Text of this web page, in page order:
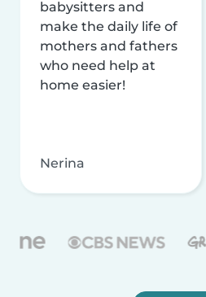
babysitters and
make the daily life of
mothers and fathers
who need help at
home easier!
Nerina